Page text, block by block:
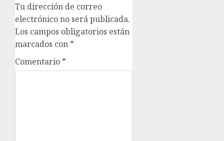
Tu dirección de correo
electrónico no será publicada.
Los campos obligatorios están
marcados con *
Comentario *